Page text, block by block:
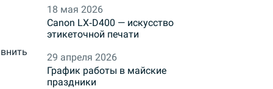
18 мая 2026
Canon LX‑D400 — искусство
этикеточной печати
29 апреля 2026
График работы в майские
праздники